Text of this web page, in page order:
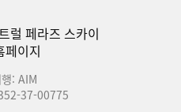
럴 페라즈 스카이
페이지
: AIM
37-00775